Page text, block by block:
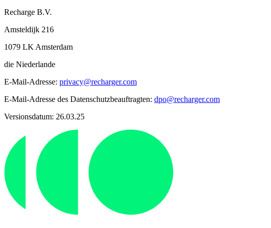
Recharge B.V.
Amsteldijk 216
1079 LK Amsterdam
die Niederlande
E-Mail-Adresse: privacy@recharger.com
E-Mail-Adresse des Datenschutzbeauftragten: dpo@recharger.com
Versionsdatum: 26.03.25